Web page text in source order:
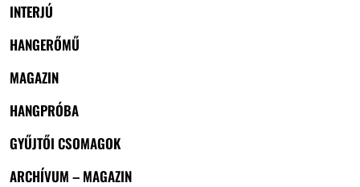
INTERJÚ
HANGERŐMŰ
MAGAZIN
HANGPRÓBA
GYŰJTŐI CSOMAGOK
ARCHÍVUM – MAGAZIN